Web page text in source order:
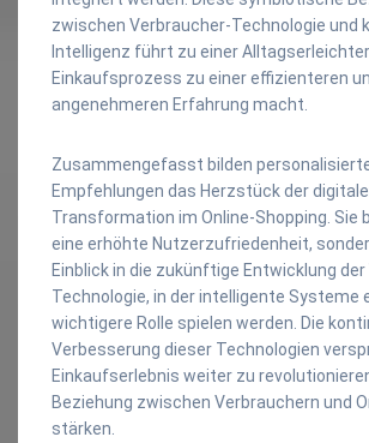
zwischen Verbraucher-Technologie und
Intelligenz führt zu einer
Einkaufsprozess zu einer effizienteren
angenehmeren Erfahrung macht.
Zusammengefasst bilden
Empfehlungen das Herzstück der
Transformation im Online-Shopping. Sie
eine erhöhte Nutzerzufriedenheit,
Einblick in die zukünftige Entwicklung
Technologie, in der intelligente Systeme
wichtigere Rolle spielen werden. Die
Verbesserung dieser Technologien
Einkaufserlebnis weiter zu
Beziehung zwischen Verbrauchern und
stärken.